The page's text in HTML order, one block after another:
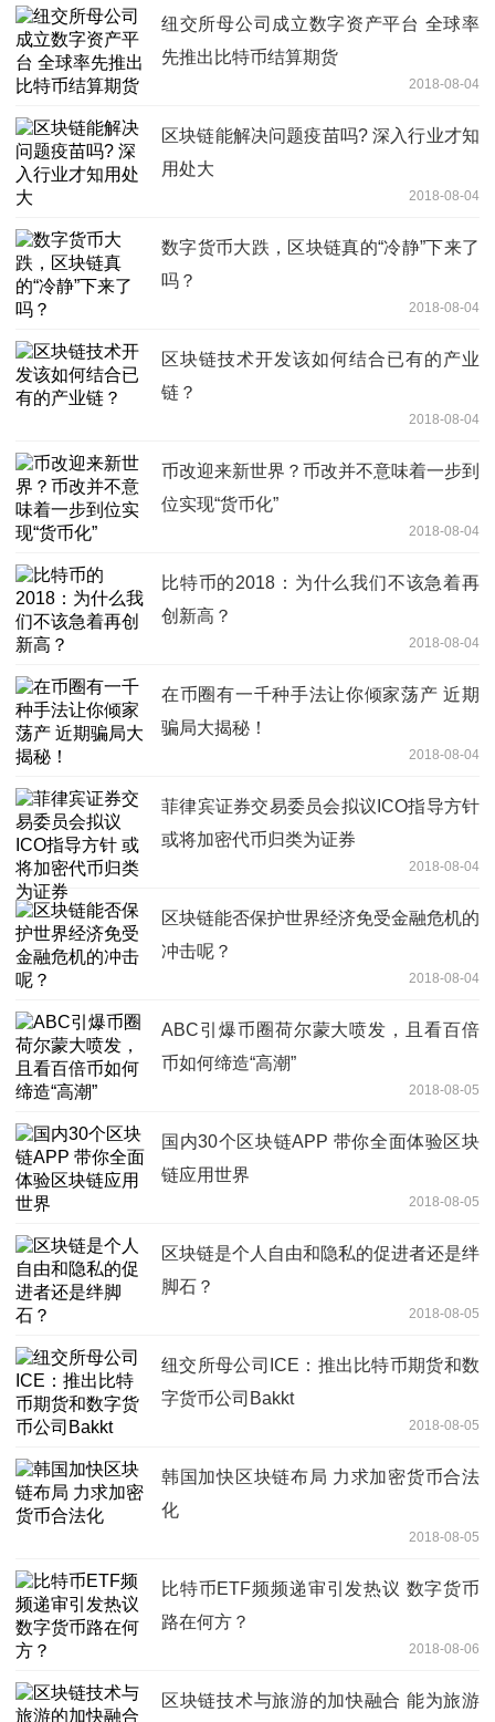
纽交所母公司成立数字资产平台 全球率
先推出比特币结算期货
2018-08-04
区块链能解决问题疫苗吗? 深入行业才知
用处大
2018-08-04
数字货币大跌，区块链真的“冷静”下来了
吗？
2018-08-04
区块链技术开发该如何结合已有的产业
链？
2018-08-04
币改迎来新世界？币改并不意味着一步到
位实现“货币化”
2018-08-04
比特币的2018：为什么我们不该急着再
创新高？
2018-08-04
在币圈有一千种手法让你倾家荡产 近期
骗局大揭秘！
2018-08-04
菲律宾证券交易委员会拟议ICO指导方针
或将加密代币归类为证券
2018-08-04
区块链能否保护世界经济免受金融危机的
冲击呢？
2018-08-04
ABC引爆币圈荷尔蒙大喷发，且看百倍
币如何缔造“高潮”
2018-08-05
国内30个区块链APP 带你全面体验区块
链应用世界
2018-08-05
区块链是个人自由和隐私的促进者还是绊
脚石？
2018-08-05
纽交所母公司ICE：推出比特币期货和数
字货币公司Bakkt
2018-08-05
韩国加快区块链布局 力求加密货币合法
化
2018-08-05
比特币ETF频频递审引发热议 数字货币
路在何方？
2018-08-06
区块链技术与旅游的加快融合 能为旅游